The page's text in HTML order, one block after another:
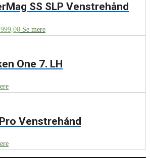
SS SLP Venstrehånd
Se mere
One 7. LH
Pro Venstrehånd